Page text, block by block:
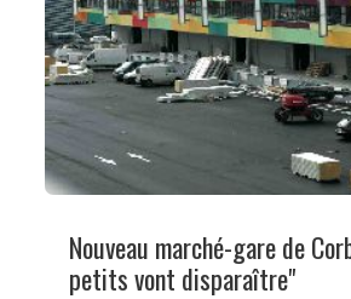
Nouveau marché-gare de
petits vont disparaître"